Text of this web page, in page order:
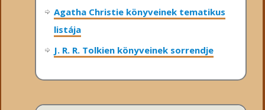
Agatha Christie könyveinek tematikus
listája
J. R. R. Tolkien könyveinek sorrendje